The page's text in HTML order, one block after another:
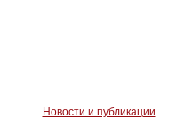
Новости и публикации